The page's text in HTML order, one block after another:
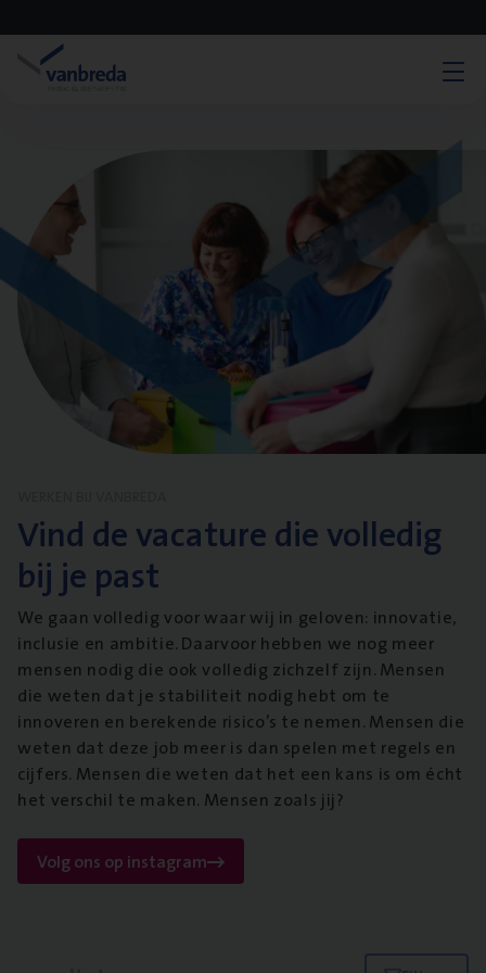
Vind de vacature die volledig
bij je past
We gaan volledig voor waar wij in geloven: innovatie,
inclusie en ambitie. Daarvoor hebben we nog meer
mensen nodig die ook volledig zichzelf zijn. Mensen
die weten dat je stabiliteit nodig hebt om te
innoveren en berekende risico’s te nemen. Mensen die
weten dat deze job meer is dan spelen met regels en
cijfers. Mensen die weten dat het een kans is om écht
het verschil te maken. Mensen zoals jij?
Volg ons op instagram